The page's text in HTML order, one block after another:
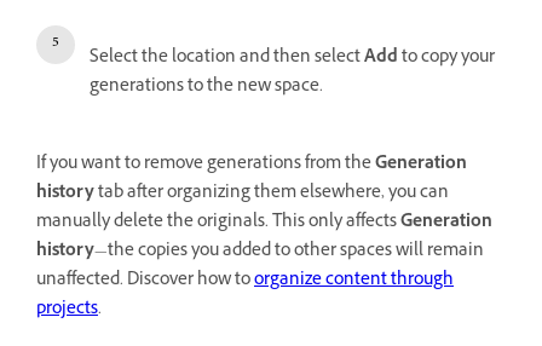
Select the location and then selectAddto copy your
generations to the new space.
If you want to remove generations from theGeneration
historytab after organizing them elsewhere, you can
manually delete the originals. This only affectsGeneration
history—the copies you added to other spaces will remain
unaffected. Discover how toorganize content through
projects.